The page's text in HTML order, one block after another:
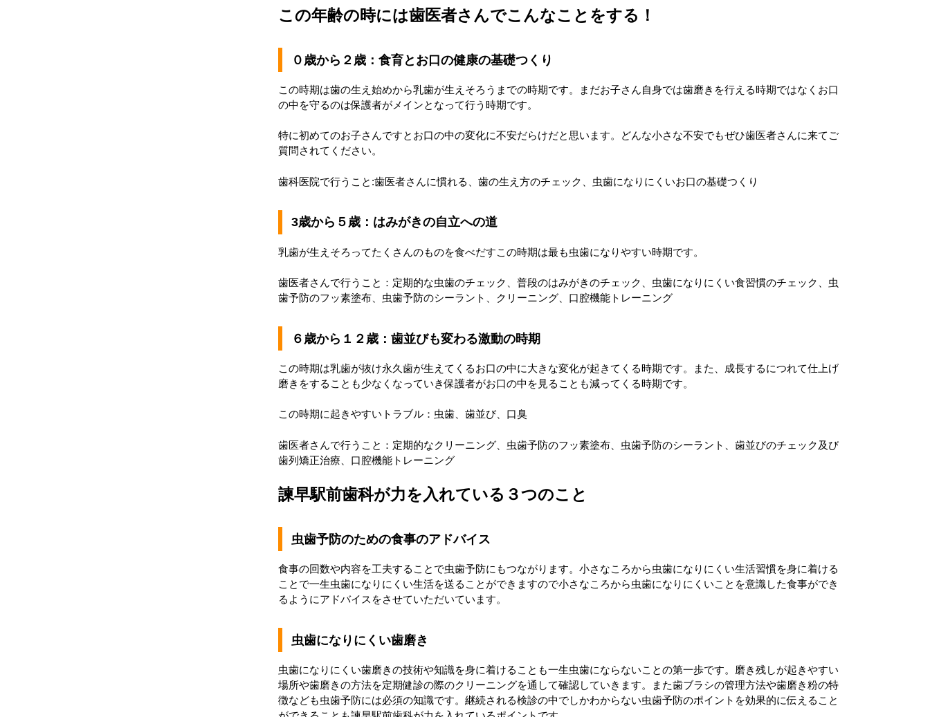
この年齢の時には歯医者さんでこんなことをする！
０歳から２歳：食育とお口の健康の基礎つくり
この時期は歯の生え始めから乳歯が生えそろうまでの時期です。まだお子さん自身では歯磨きを行える時期ではなくお口
の中を守るのは保護者がメインとなって行う時期です。
特に初めてのお子さんですとお口の中の変化に不安だらけだと思います。どんな小さな不安でもぜひ歯医者さんに来てご
質問されてください。
歯科医院で行うこと:歯医者さんに慣れる、歯の生え方のチェック、虫歯になりにくいお口の基礎つくり
3歳から５歳：はみがきの自立への道
乳歯が生えそろってたくさんのものを食べだすこの時期は最も虫歯になりやすい時期です。
歯医者さんで行うこと：定期的な虫歯のチェック、普段のはみがきのチェック、虫歯になりにくい食習慣のチェック、虫
歯予防のフッ素塗布、虫歯予防のシーラント、クリーニング、口腔機能トレーニング
６歳から１２歳：歯並びも変わる激動の時期
この時期は乳歯が抜け永久歯が生えてくるお口の中に大きな変化が起きてくる時期です。また、成長するにつれて仕上げ
磨きをすることも少なくなっていき保護者がお口の中を見ることも減ってくる時期です。
この時期に起きやすいトラブル：虫歯、歯並び、口臭
歯医者さんで行うこと：定期的なクリーニング、虫歯予防のフッ素塗布、虫歯予防のシーラント、歯並びのチェック及び
歯列矯正治療、口腔機能トレーニング
諫早駅前歯科が力を入れている３つのこと
虫歯予防のための食事のアドバイス
食事の回数や内容を工夫することで虫歯予防にもつながります。小さなころから虫歯になりにくい生活習慣を身に着ける
ことで一生虫歯になりにくい生活を送ることができますので小さなころから虫歯になりにくいことを意識した食事ができ
るようにアドバイスをさせていただいています。
虫歯になりにくい歯磨き
虫歯になりにくい歯磨きの技術や知識を身に着けることも一生虫歯にならないことの第一歩です。磨き残しが起きやすい
場所や歯磨きの方法を定期健診の際のクリーニングを通して確認していきます。また歯ブラシの管理方法や歯磨き粉の特
徴なども虫歯予防には必須の知識です。継続される検診の中でしかわからない虫歯予防のポイントを効果的に伝えること